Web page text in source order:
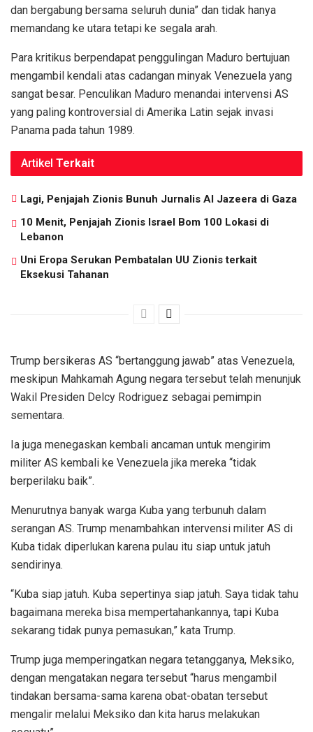
dan bergabung bersama seluruh dunia” dan tidak hanya
memandang ke utara tetapi ke segala arah.
Para kritikus berpendapat penggulingan Maduro bertujuan
mengambil kendali atas cadangan minyak Venezuela yang
sangat besar. Penculikan Maduro menandai intervensi AS
yang paling kontroversial di Amerika Latin sejak invasi
Panama pada tahun 1989.
Artikel Terkait
Lagi, Penjajah Zionis Bunuh Jurnalis Al Jazeera di Gaza
10 Menit, Penjajah Zionis Israel Bom 100 Lokasi di
Lebanon
Uni Eropa Serukan Pembatalan UU Zionis terkait
Eksekusi Tahanan
Trump bersikeras AS “bertanggung jawab” atas Venezuela,
meskipun Mahkamah Agung negara tersebut telah menunjuk
Wakil Presiden Delcy Rodriguez sebagai pemimpin
sementara.
Ia juga menegaskan kembali ancaman untuk mengirim
militer AS kembali ke Venezuela jika mereka “tidak
berperilaku baik”.
Menurutnya banyak warga Kuba yang terbunuh dalam
serangan AS. Trump menambahkan intervensi militer AS di
Kuba tidak diperlukan karena pulau itu siap untuk jatuh
sendirinya.
“Kuba siap jatuh. Kuba sepertinya siap jatuh. Saya tidak tahu
bagaimana mereka bisa mempertahankannya, tapi Kuba
sekarang tidak punya pemasukan,” kata Trump.
Trump juga memperingatkan negara tetangganya, Meksiko,
dengan mengatakan negara tersebut “harus mengambil
tindakan bersama-sama karena obat-obatan tersebut
mengalir melalui Meksiko dan kita harus melakukan